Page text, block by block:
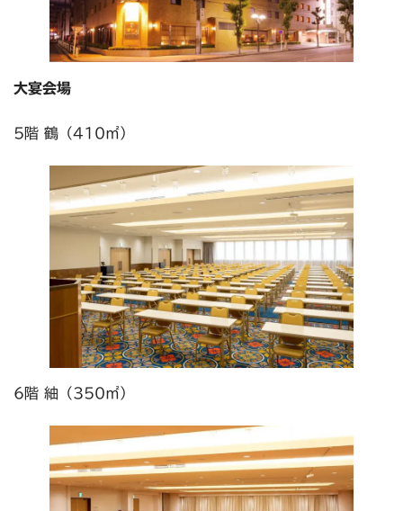
大宴会場
5階 鶴（410㎡）
6階 紬（350㎡）